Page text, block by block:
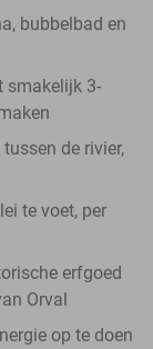
bubbelbad en
smakelijk 3-
de rivier,
te voet, per
erfgoed
Orval
op te doen